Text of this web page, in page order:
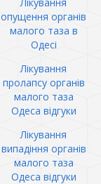
опущення органів
малого таза в
Одесі
Лікування
пролапсу органів
малого таза
Одеса відгуки
Лікування
випадіння органів
малого таза
Одеса відгуки